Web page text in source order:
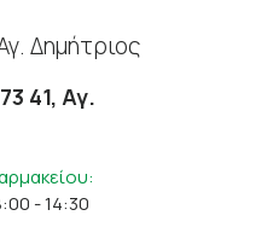
Δημήτριος
41, Αγ.
- 14:30